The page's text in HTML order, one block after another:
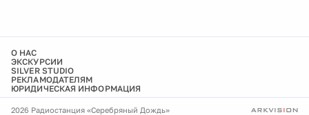
О НАС
ЭКСКУРСИИ
SILVER STUDIO
РЕКЛАМОДАТЕЛЯМ
ЮРИДИЧЕСКАЯ ИНФОРМАЦИЯ
2026 Радиостанция «Серебряный Дождь»